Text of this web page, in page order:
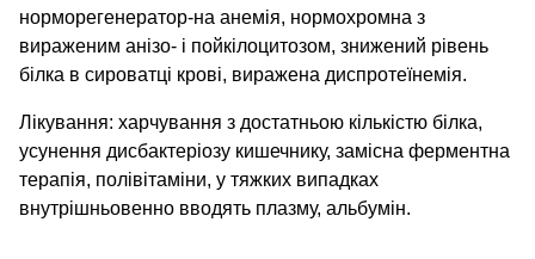
норморегенератор-на анемія, нормохромна з
вираженим анізо- і пойкілоцитозом, знижений рівень
білка в сироватці крові, виражена диспротеїнемія.
Лікування: харчування з достатньою кількістю білка,
усунення дисбактеріозу кишечнику, замісна ферментна
терапія, полівітаміни, у тяжких випадках
внутрішньовенно вводять плазму, альбумін.